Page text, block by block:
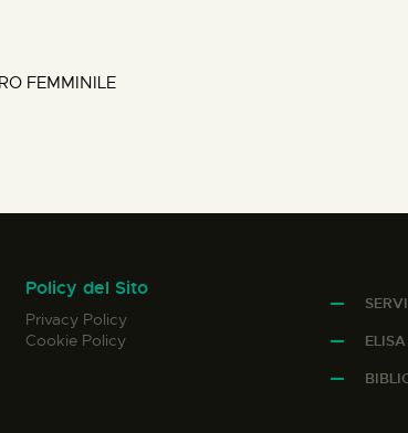
FEMMINILE
Policy del Sito
Privacy Policy
Cookie Policy